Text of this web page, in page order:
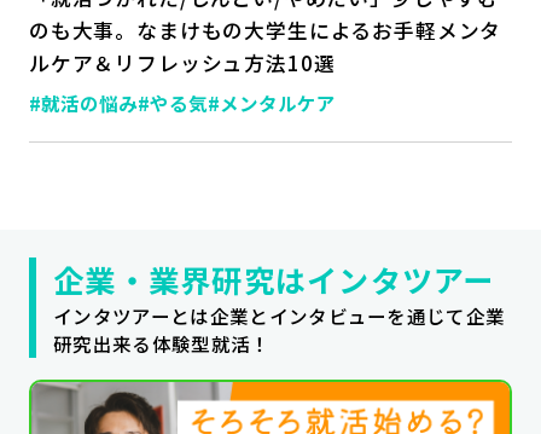
記事一覧
インタツアー活用法
運営会社
お問い合わせ
公式SNSはこちら
のも大事。なまけもの大学生によるお手軽メンタ
ルケア＆リフレッシュ方法10選
#就活の悩み#やる気#メンタルケア
企業・業界研究はインタツアー
インタツアーとは企業とインタビューを通じて企業
研究出来る体験型就活！